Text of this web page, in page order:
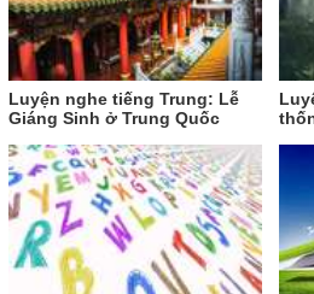
Luyện nghe tiếng Trung: Lễ
Giáng Sinh ở Trung Quốc